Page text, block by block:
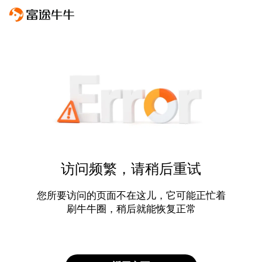
访问频繁，请稍后重试
您所要访问的页面不在这儿，它可能正忙着
刷牛牛圈，稍后就能恢复正常